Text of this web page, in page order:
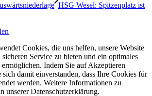
HSG Wesel: Spitzenplatz ist
Cookies, die uns helfen, unsere Website
sicheren Service zu bieten und ein optimales
Indem Sie auf Akzeptieren
damit einverstanden, dass Ihre Cookies für
werden. Weitere Informationen zu
unserer Datenschutzerklärung.